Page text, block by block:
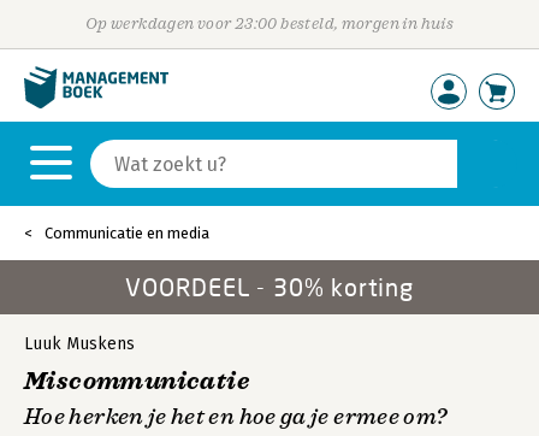
Op werkdagen voor 23:00 besteld, morgen in huis
Communicatie en media
VOORDEEL - 30% korting
Luuk Muskens
Miscommunicatie
Hoe herken je het en hoe ga je ermee om?